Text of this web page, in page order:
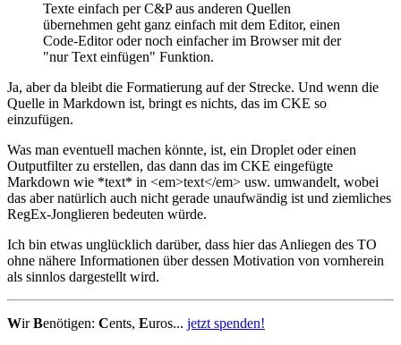
Texte einfach per C&P aus anderen Quellen
übernehmen geht ganz einfach mit dem Editor, einen
Code-Editor oder noch einfacher im Browser mit der
"nur Text einfügen" Funktion.
Ja, aber da bleibt die Formatierung auf der Strecke. Und wenn die
Quelle in Markdown ist, bringt es nichts, das im CKE so
einzufügen.
Was man eventuell machen könnte, ist, ein Droplet oder einen
Outputfilter zu erstellen, das dann das im CKE eingefügte
Markdown wie *text* in <em>text</em> usw. umwandelt, wobei
das aber natürlich auch nicht gerade unaufwändig ist und ziemliches
RegEx-Jonglieren bedeuten würde.
Ich bin etwas unglücklich darüber, dass hier das Anliegen des TO
ohne nähere Informationen über dessen Motivation von vornherein
als sinnlos dargestellt wird.
WirBenötigen: Cents, Euros... jetzt spenden!